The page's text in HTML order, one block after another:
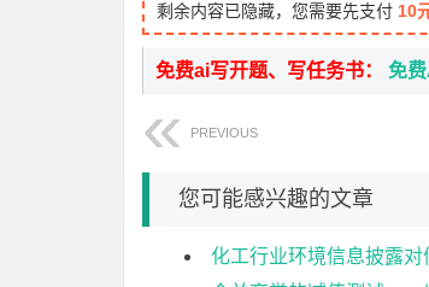
剩余内容已隐藏，您需要先支付 10
免费ai写开题、写任务书： 免
PREVIOUS
您可能感兴趣的文章
化工行业环境信息披露